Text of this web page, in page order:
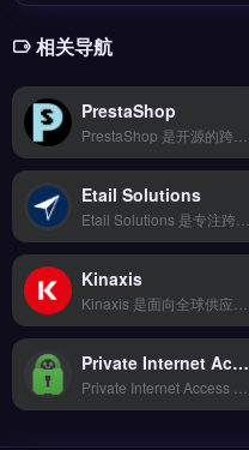
相关导航
PrestaShop
Etail Solutions
Kinaxis
Private Internet Access